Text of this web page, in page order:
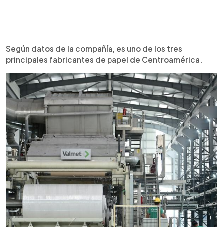
Según datos de la compañía, es uno de los tres
principales fabricantes de papel de Centroamérica.